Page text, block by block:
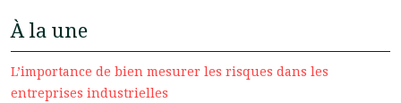
À la une
L’importance de bien mesurer les risques dans les
entreprises industrielles